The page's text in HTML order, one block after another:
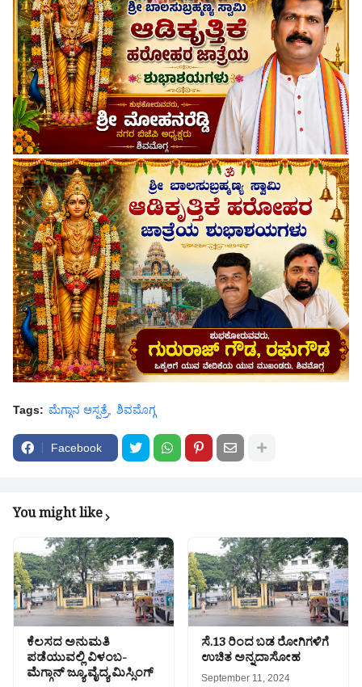
Tags: ಮೆಗ್ಗಾನ ಆಸ್ಪತ್ರೆ ಶಿವಮೊಗ್ಗ
Facebook
You might like
ಕೆಲಸದ ಅನುಮತಿ
ಪಡೆಯುವಲ್ಲಿ ವಿಳಂಬ-
ಮೆಗ್ಗಾನ್ ಜ್ಯೂ.ವೈದ್ಯ ಮಿಸ್ಸಿಂಗ್
ಸೆ.13 ರಿಂದ ಬಡ ರೋಗಿಗಳಿಗೆ
ಉಚಿತ ಅನ್ನದಾಸೋಹ
September 11, 2024